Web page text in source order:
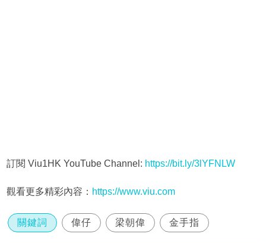
訂閱 Viu1HK YouTube Channel: https://bit.ly/3lYFNLW
觀看更多精彩內容： https://www.viu.com
關鍵詞 偉仔 梁朝偉 金手指